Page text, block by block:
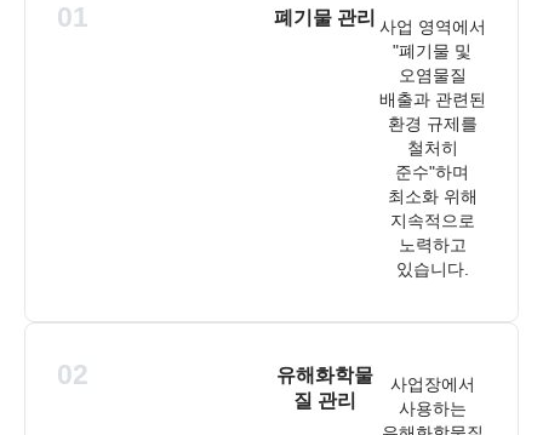
01 폐기물 관리 사업 영역에서
"폐기물 및
오염물질
배출과 관련된
환경 규제를
철처히
준수"하며
최소화 위해
지속적으로
노력하고
있습니다.
02
유해화학물
질 관리
사업장에서
사용하는